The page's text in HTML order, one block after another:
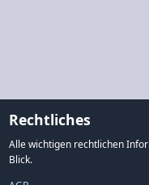
Rechtliches
Alle wichtigen rechtlichen
Blick.